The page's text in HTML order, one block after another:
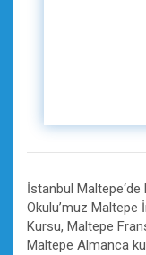
İstanbul Maltepe‘de
Okulu’muz
Kursu, Maltepe
Maltepe Almanca